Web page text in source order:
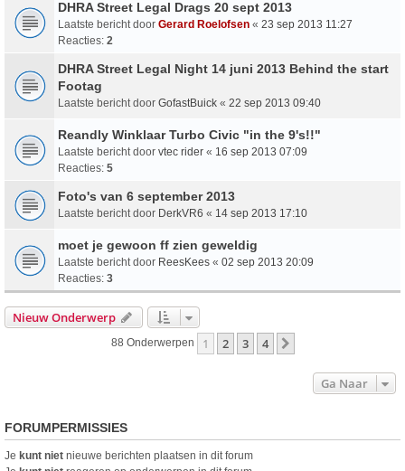
DHRA Street Legal Drags 20 sept 2013
Laatste bericht door Gerard Roelofsen « 23 sep 2013 11:27
Reacties: 2
DHRA Street Legal Night 14 juni 2013 Behind the start
Footag
Laatste bericht door GofastBuick « 22 sep 2013 09:40
Reandly Winklaar Turbo Civic "in the 9's!!"
Laatste bericht door vtec rider « 16 sep 2013 07:09
Reacties: 5
Foto's van 6 september 2013
Laatste bericht door DerkVR6 « 14 sep 2013 17:10
moet je gewoon ff zien geweldig
Laatste bericht door ReesKees « 02 sep 2013 20:09
Reacties: 3
Nieuw Onderwerp
88 Onderwerpen 1 2 3 4
Ga Naar
FORUMPERMISSIES
Je kunt niet nieuwe berichten plaatsen in dit forum